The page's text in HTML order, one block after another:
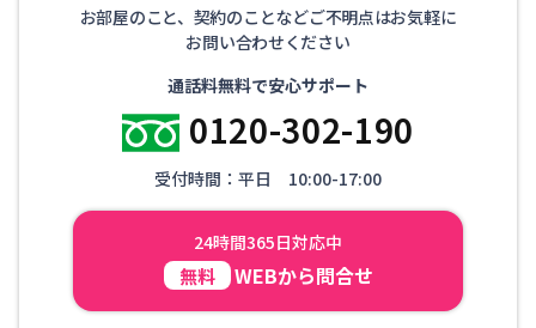
お部屋のこと、契約のことなどご不明点はお気軽に
お問い合わせください
通話料無料で安心サポート
0120-302-190
受付時間：平日 10:00-17:00
24時間365日対応中
無料 WEBから問合せ